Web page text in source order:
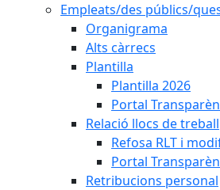
Empleats/des públics/
Organigrama
Alts càrrecs
Plantilla
Plantilla 2026
Portal
Relació llocs de treball
Refosa RLT i
Portal
Retribucions personal